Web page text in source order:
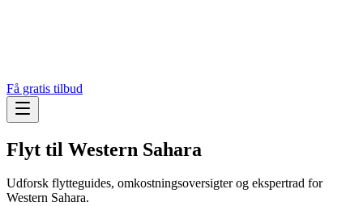
Få gratis tilbud
Flyt til Western Sahara
Udforsk flytteguides, omkostningsoversigter og ekspertrad for
Western Sahara.